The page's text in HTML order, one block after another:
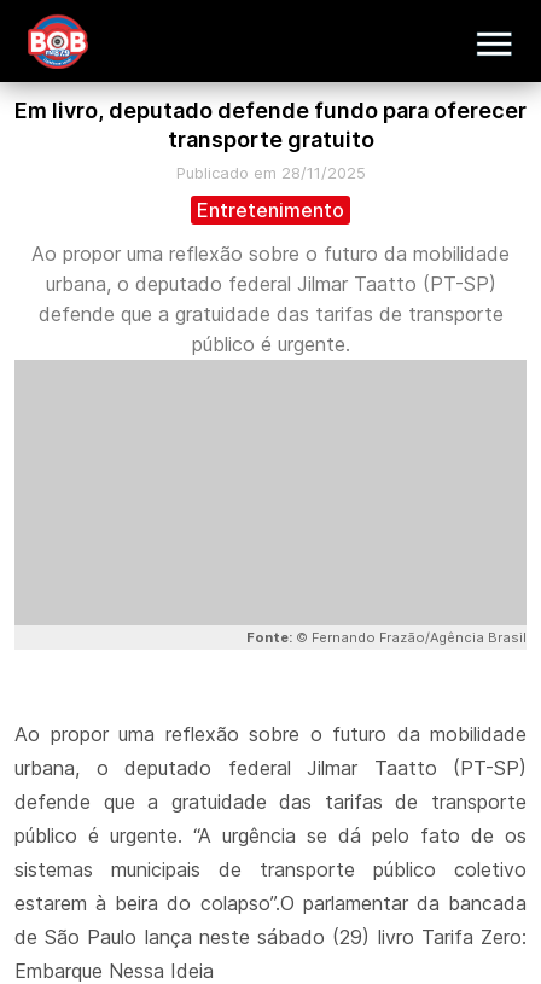
Em livro, deputado defende fundo para oferecer
transporte gratuito
Publicado em 28/11/2025
Entretenimento
Ao propor uma reflexão sobre o futuro da mobilidade
urbana, o deputado federal Jilmar Taatto (PT-SP)
defende que a gratuidade das tarifas de transporte
público é urgente.
Fonte: © Fernando Frazão/Agência Brasil
Ao propor uma reflexão sobre o futuro da mobilidade
urbana, o deputado federal Jilmar Taatto (PT-SP)
defende que a gratuidade das tarifas de transporte
público é urgente. “A urgência se dá pelo fato de os
sistemas municipais de transporte público coletivo
estarem à beira do colapso”.O parlamentar da bancada
de São Paulo lança neste sábado (29) livro Tarifa Zero:
Embarque Nessa Ideia